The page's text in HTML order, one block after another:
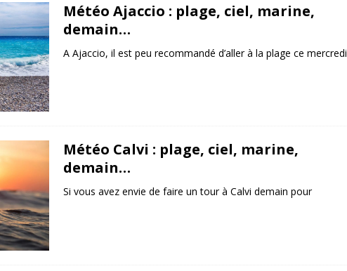
Météo Ajaccio : plage, ciel, marine,
demain…
A Ajaccio, il est peu recommandé d’aller à la plage ce mercredi
Météo Calvi : plage, ciel, marine,
demain…
Si vous avez envie de faire un tour à Calvi demain pour